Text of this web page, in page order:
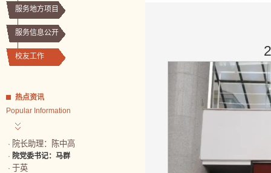
服务地方项目
服务信息公开
校友工作
热点资讯
Popular Information
· 院长助理：陈中高
· 院党委书记：马群
· 于英